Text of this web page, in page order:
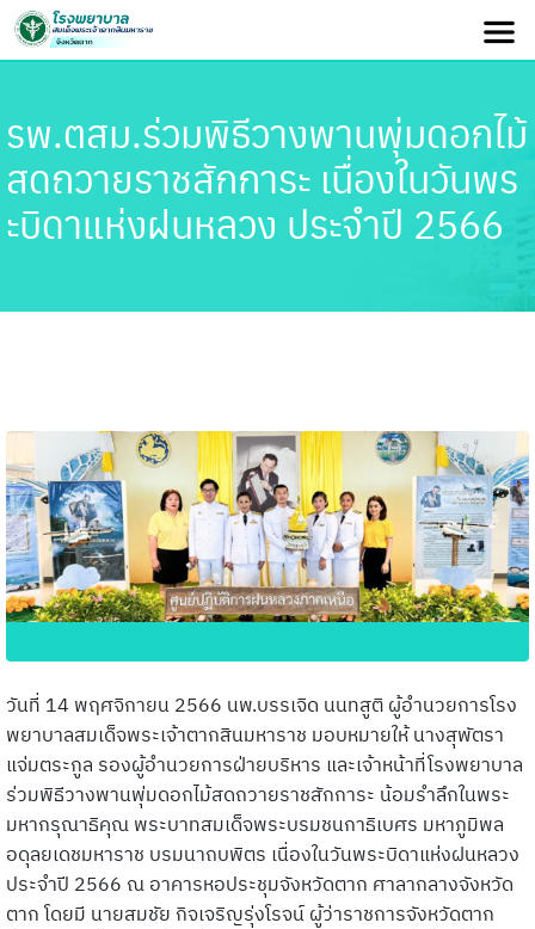
รพ.ตสม.ร่วมพิธีวางพานพุ่มดอกไม้
สดถวายราชสักการะ เนื่องในวันพร
ะบิดาแห่งฝนหลวง ประจำปี 2566
วันที่ 14 พฤศจิกายน 2566 นพ.บรรเจิด นนทสูติ ผู้อำนวยการโรง
พยาบาลสมเด็จพระเจ้าตากสินมหาราช มอบหมายให้ นางสุพัตรา
แจ่มตระกูล รองผู้อำนวยการฝ่ายบริหาร และเจ้าหน้าที่โรงพยาบาล
ร่วมพิธีวางพานพุ่มดอกไม้สดถวายราชสักการะ น้อมรำลึกในพระ
มหากรุณาธิคุณ พระบาทสมเด็จพระบรมชนกาธิเบศร มหาภูมิพล
อดุลยเดชมหาราช บรมนาถบพิตร เนื่องในวันพระบิดาแห่งฝนหลวง
ประจำปี 2566 ณ อาคารหอประชุมจังหวัดตาก ศาลากลางจังหวัด
ตาก โดยมี นายสมชัย กิจเจริญรุ่งโรจน์ ผู้ว่าราชการจังหวัดตาก